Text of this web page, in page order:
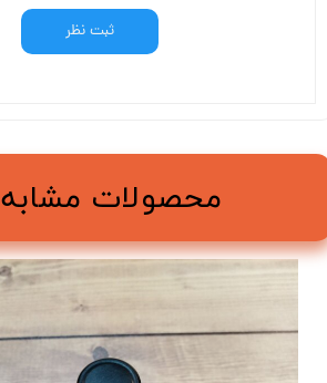
ثبت نظر
محصولات مشابه